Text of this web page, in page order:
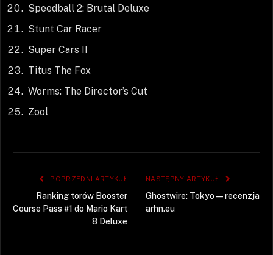
Speedball 2: Brutal Deluxe
Stunt Car Racer
Super Cars II
Titus The Fox
Worms: The Director’s Cut
Zool
POPRZEDNI ARTYKUŁ
Ranking torów Booster
Course Pass #1 do Mario Kart
8 Deluxe
NASTĘPNY ARTYKUŁ
Ghostwire: Tokyo — recenzja
arhn.eu